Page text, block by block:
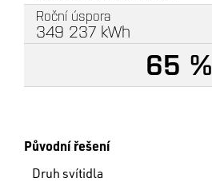
Roční úspora
349 237 kWh
65 %
Původní řešení
Druh svítidla